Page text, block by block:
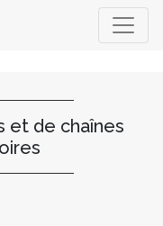
et de chaînes